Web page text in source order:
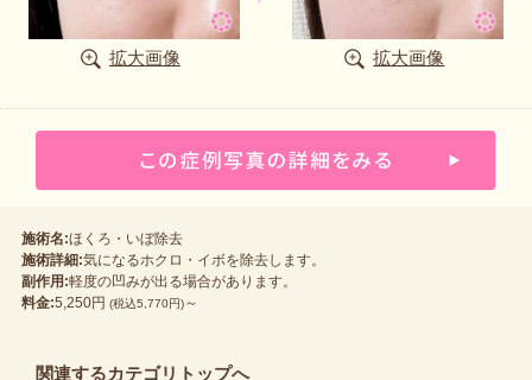
拡大画像 拡大画像
施術名:ほくろ・いぼ除去
施術詳細:気になるホクロ・イボを除去します。
副作用:軽度の凹みが出る場合があります。
料金:5,250円 (税込5,770円)～
関連するカテゴリトップへ